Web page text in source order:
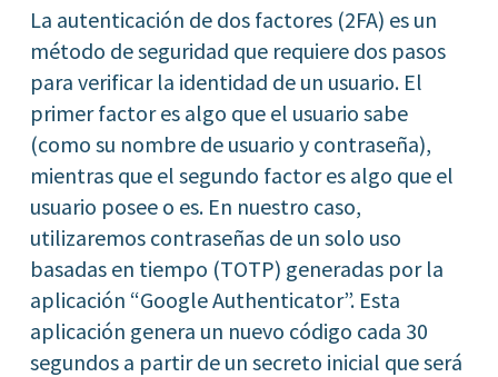
La autenticación de dos factores (2FA) es un
método de seguridad que requiere dos pasos
para verificar la identidad de un usuario. El
primer factor es algo que el usuario sabe
(como su nombre de usuario y contraseña),
mientras que el segundo factor es algo que el
usuario posee o es. En nuestro caso,
utilizaremos contraseñas de un solo uso
basadas en tiempo (TOTP) generadas por la
aplicación “Google Authenticator”. Esta
aplicación genera un nuevo código cada 30
segundos a partir de un secreto inicial que será